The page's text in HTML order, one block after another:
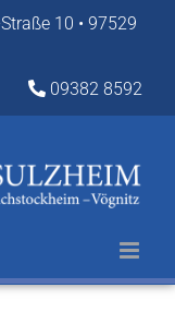
10 • 97529
09382 8592